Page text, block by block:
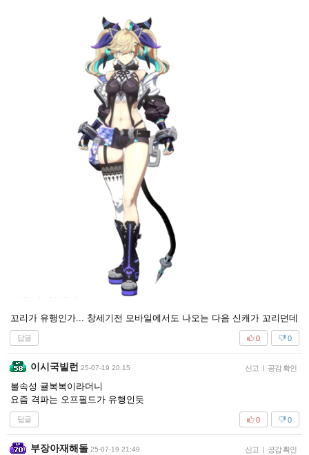
꼬리가 유행인가... 창세기전 모바일에서도 나오는 다음 신캐가 꼬리던데
답글 0
0
이시국빌런 25-07-19 20:15 신고 공감 확인
불속성 귤복복이라더니
요즘 격파는 오프필드가 유행인듯
답글 0
0
부장아재해돌 25-07-19 21:49 신고 공감 확인